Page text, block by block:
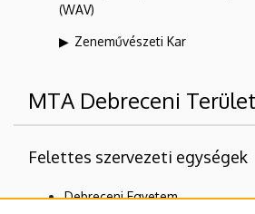
(WAV)
Zeneművészeti Kar
MTA Debreceni
Felettes szervezeti egységek
Debreceni Egyetem